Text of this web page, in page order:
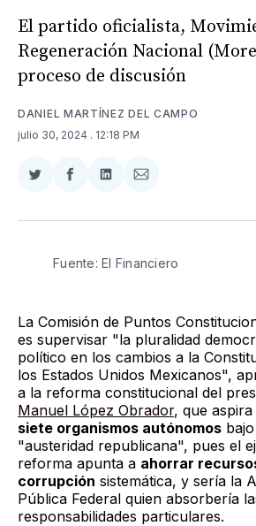
El partido oficialista,
Regeneración Nacional
proceso de discusión
DANIEL MARTÍNEZ DEL CAMPO
julio 30, 2024 . 12:18 PM
Compartir
Twitter
Compartir
Facebook
Compartir
LinkedIn
Compartir
Email
Fuente: El Financiero
La Comisión de Puntos
es supervisar "la pluralidad
político en los cambios a la
los Estados Unidos Mexicanos",
a la reforma constitucional del
Manuel López Obrador, que aspira
siete organismos autónomos
"austeridad republicana", pues el
reforma apunta a ahorrar
corrupción sistemática, y sería la
Pública Federal quien absorbería
responsabilidades particulares.